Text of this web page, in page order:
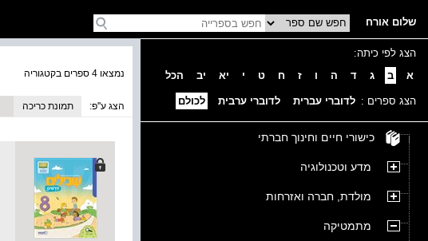
שלום אורח
הצג לפי כיתה:
א
ב ג ד ה ו ז ח ט י יא יב הכל
הצג ספרים : לדוברי עברית לדוברי ערבית לכולם
כישורי חיים וחינוך חברתי
מדע וטכנולוגיה
מולדת, חברה ואזרחות
מתמטיקה
נמצאו 4 ספרים בקטגוריה
הצג ע''פ: תמונת כריכה